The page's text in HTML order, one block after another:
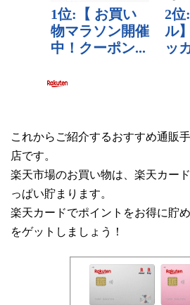
これからご紹介するおすすめ通販
店です。
楽天市場のお買い物は、楽天カー
っぱい貯まります。
楽天カードでポイントをお得に貯
をゲットしましょう！